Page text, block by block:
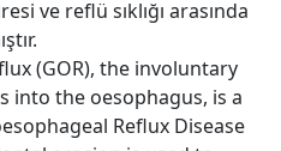
ve reflü sıklığı arasında
(GOR), the involuntary
into the oesophagus, is a
Reflux Disease